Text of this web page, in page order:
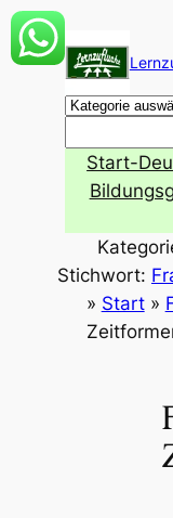
Zum
Inhalt
springen
Start-
Stichwort:
» Start»